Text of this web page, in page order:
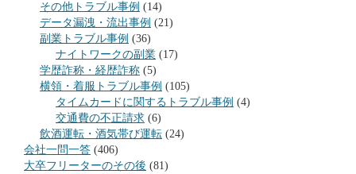
その他トラブル事例 (14)
データ漏洩・流出事例 (21)
副業トラブル事例 (36)
ナイトワークの副業 (17)
学歴詐称・経歴詐称 (5)
横領・着服トラブル事例 (105)
タイムカードに関するトラブル事例 (4)
交通費の不正請求 (6)
飲酒運転・酒気帯び運転 (24)
会社一問一答 (406)
大卒フリーターのその後 (81)